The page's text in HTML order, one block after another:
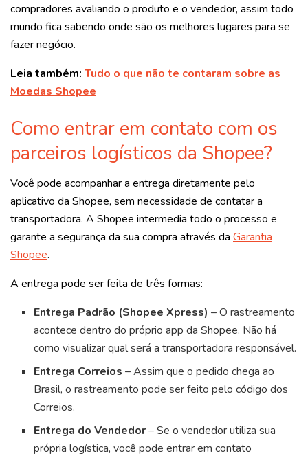
compradores avaliando o produto e o vendedor, assim todo
mundo fica sabendo onde são os melhores lugares para se
fazer negócio.
Leia também: Tudo o que não te contaram sobre as
Moedas Shopee
Como entrar em contato com os
parceiros logísticos da Shopee?
Você pode acompanhar a entrega diretamente pelo
aplicativo da Shopee, sem necessidade de contatar a
transportadora. A Shopee intermedia todo o processo e
garante a segurança da sua compra através da Garantia
Shopee.
A entrega pode ser feita de três formas:
Entrega Padrão (Shopee Xpress) – O rastreamento
acontece dentro do próprio app da Shopee. Não há
como visualizar qual será a transportadora responsável.
Entrega Correios – Assim que o pedido chega ao
Brasil, o rastreamento pode ser feito pelo código dos
Correios.
Entrega do Vendedor– Se o vendedor utiliza sua
própria logística, você pode entrar em contato